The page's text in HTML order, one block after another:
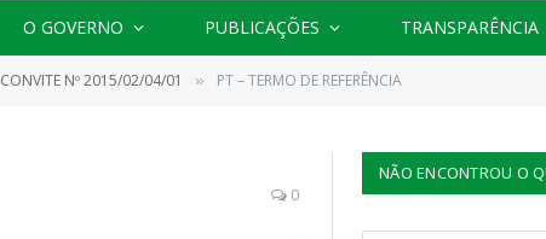
O GOVERNO PUBLICAÇÕES TRANSPARÊNCIA
CONVITE Nº 2015/02/04/01 » PT – TERMO DE REFERÊNCIA
0
NÃO ENCONTROU O